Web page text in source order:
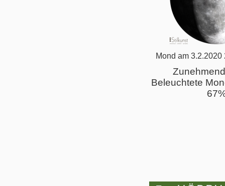
Mond am
Beleuchtete